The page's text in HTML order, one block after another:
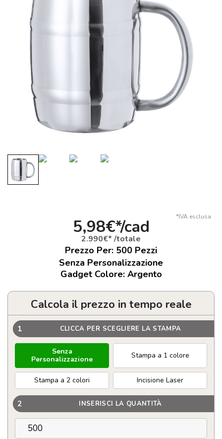
*IVA esclusa
5,98€*/cad
2.990€* /totale
Prezzo Per: 500 Pezzi
Senza Personalizzazione
Gadget Colore: Argento
Calcola il prezzo in tempo reale
1 CLICCA PER SCEGLIERE LA STAMPA
Senza
Personalizzazione
Stampa a 1 colore
Stampa a 2 colori Incisione Laser
2 INSERISCI LA QUANTITÀ